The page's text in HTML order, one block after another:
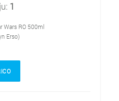
1
Wars RO 500ml
Erso)